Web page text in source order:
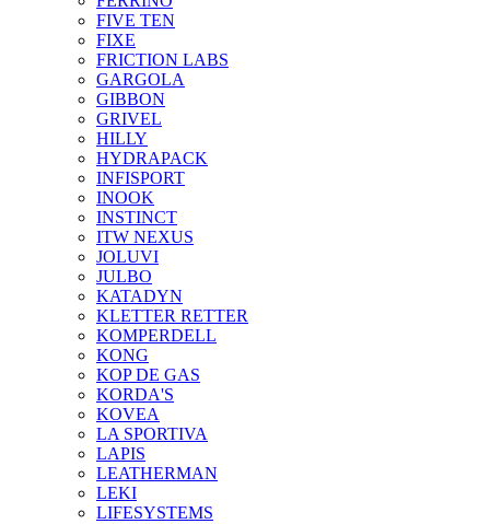
FIVE TEN
FIXE
FRICTION LABS
GARGOLA
GIBBON
GRIVEL
HILLY
HYDRAPACK
INFISPORT
INOOK
INSTINCT
ITW NEXUS
JOLUVI
JULBO
KATADYN
KLETTER RETTER
KOMPERDELL
KONG
KOP DE GAS
KORDA'S
KOVEA
LA SPORTIVA
LAPIS
LEATHERMAN
LEKI
LIFESYSTEMS